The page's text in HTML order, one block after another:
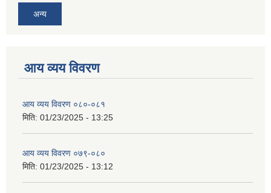
अन्य
आय व्यय विवरण
आय व्यय विवरण ०८०-०८१
मिति: 01/23/2025 - 13:25
आय व्यय विवरण ०७९-०८०
मिति: 01/23/2025 - 13:12